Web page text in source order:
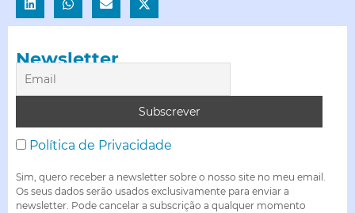
Newsletter
Política de Privacidade
Sim, quero receber a newsletter sobre o nosso site no meu email.
Os seus dados serão usados exclusivamente para enviar a
newsletter. Pode cancelar a subscrição a qualquer momento